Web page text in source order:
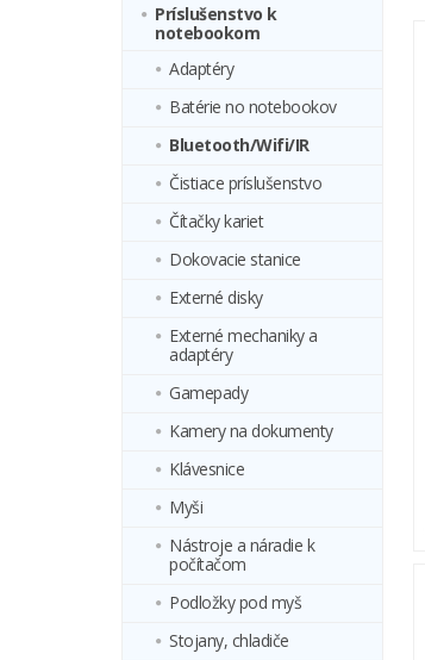
Príslušenstvo k
notebookom
Adaptéry
Batérie no notebookov
Bluetooth/Wifi/IR
Čistiace príslušenstvo
Čítačky kariet
Dokovacie stanice
Externé disky
Externé mechaniky a
adaptéry
Gamepady
Kamery na dokumenty
Klávesnice
Myši
Nástroje a náradie k
počítačom
Podložky pod myš
Stojany, chladiče